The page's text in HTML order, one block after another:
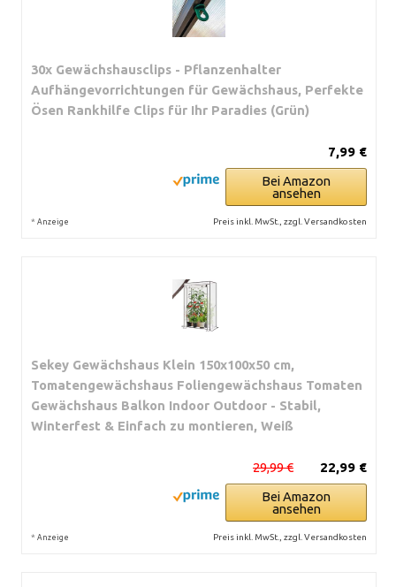
30x Gewächshausclips - Pflanzenhalter
Aufhängevorrichtungen für Gewächshaus, Perfekte
Ösen Rankhilfe Clips für Ihr Paradies (Grün)
7,99 €
Bei Amazon
ansehen
* Anzeige Preis inkl. MwSt., zzgl. Versandkosten
Sekey Gewächshaus Klein 150x100x50 cm,
Tomatengewächshaus Foliengewächshaus Tomaten
Gewächshaus Balkon Indoor Outdoor - Stabil,
Winterfest & Einfach zu montieren, Weiß
22,99 €
29,99 €
Bei Amazon
ansehen
* Anzeige Preis inkl. MwSt., zzgl. Versandkosten